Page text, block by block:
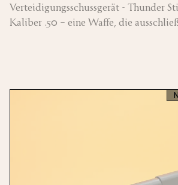
Verteidigungsschussgerät - Thunder
Kaliber .50 – eine Waffe, die